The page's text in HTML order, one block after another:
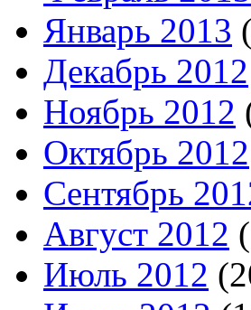
Январь 2013
Декабрь 2012
Ноябрь 2012
Октябрь 2012
Сентябрь
Август 2012
Июль 2012